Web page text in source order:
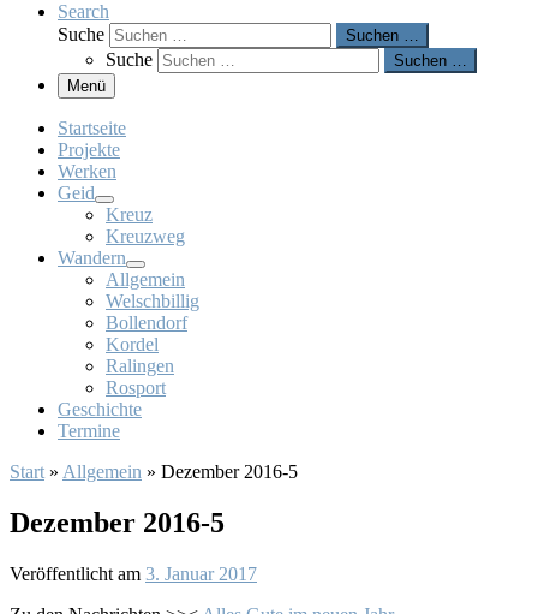
Search
Suche
Suchen …
Suche
Suchen …
Menü
Startseite
Projekte
Werken
Geid
Kreuz
Kreuzweg
Wandern
Allgemein
Welschbillig
Bollendorf
Kordel
Ralingen
Rosport
Geschichte
Termine
Start » Allgemein » Dezember 2016-5
Dezember 2016-5
Veröffentlicht am 3. Januar 2017